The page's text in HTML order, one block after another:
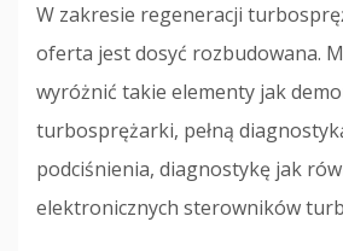
W zakresie regeneracji
oferta jest dosyć rozbudowana.
wyróżnić takie elementy jak
turbosprężarki, pełną
podciśnienia, diagnostykę jak
elektronicznych sterowników